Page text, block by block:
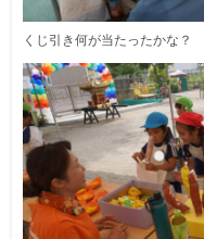
くじ引き何が当たったかな？